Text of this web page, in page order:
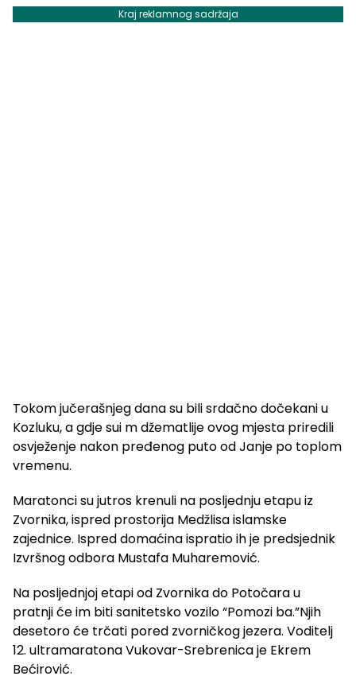
Kraj reklamnog sadržaja
Tokom jučerašnjeg dana su bili srdačno dočekani u
Kozluku, a gdje sui m džematlije ovog mjesta priredili
osvježenje nakon pređenog puto od Janje po toplom
vremenu.
Maratonci su jutros krenuli na posljednju etapu iz
Zvornika, ispred prostorija Medžlisa islamske
zajednice. Ispred domaćina ispratio ih je predsjednik
Izvršnog odbora Mustafa Muharemović.
Na posljednjoj etapi od Zvornika do Potočara u
pratnji će im biti sanitetsko vozilo “Pomozi ba.”Njih
desetoro će trčati pored zvorničkog jezera. Voditelj
12. ultramaratona Vukovar-Srebrenica je Ekrem
Bećirović.